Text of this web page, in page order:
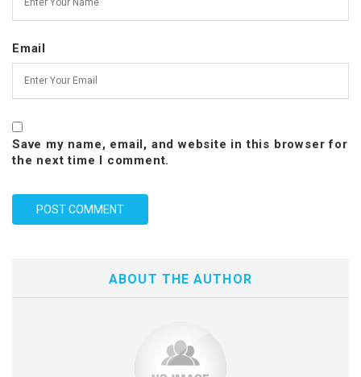
Email
Save my name, email, and website in this browser for
the next time I comment.
ABOUT THE AUTHOR